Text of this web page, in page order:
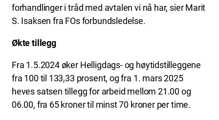
forhandlinger i tråd med avtalen vi nå har, sier Marit
S. Isaksen fra FOs forbundsledelse.
Økte tillegg
Fra 1.5.2024 øker Helligdags- og høytidstilleggene
fra 100 til 133,33 prosent, og fra 1. mars 2025
heves satsen tillegg for arbeid mellom 21.00 og
06.00, fra 65 kroner til minst 70 kroner per time.